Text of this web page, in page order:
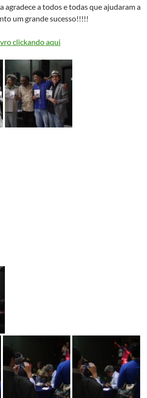
agradece a todos e todas que ajudaram a
um grande sucesso!!!!!
clickando aqui